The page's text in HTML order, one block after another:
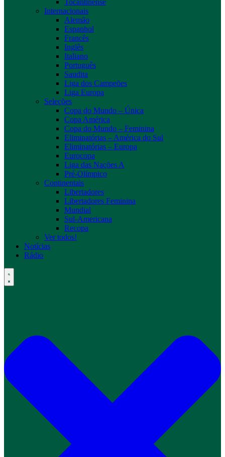
Internacionais
Alemão
Espanhol
Francês
Inglês
Italiano
Português
Saudita
Liga dos Campeões
Liga Europa
Seleções
Copa do Mundo – Única
Copa América
Copa do Mundo – Feminina
Eliminatórias – América do Sul
Eliminatórias – Europa
Eurocopa
Liga das Nações A
Pré-Olímpico
Continentais
Libertadores
Libertadores Feminina
Mundial
Sul-Americana
Recopa
Ver todos!
Notícias
Rádio